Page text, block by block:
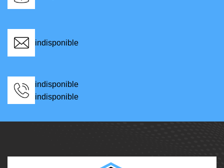
indisponible
indisponible
indisponible